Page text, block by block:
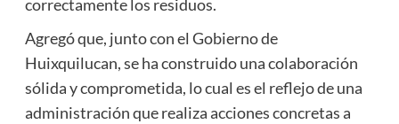
correctamente los residuos.
Agregó que, junto con el Gobierno de
Huixquilucan, se ha construido una colaboración
sólida y comprometida, lo cual es el reflejo de una
administración que realiza acciones concretas a